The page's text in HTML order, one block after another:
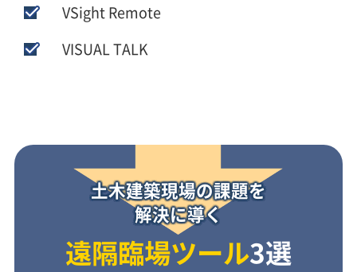
VSight Remote
VISUAL TALK
土木建築現場の課題を
解決に導く
遠隔臨場ツール3選